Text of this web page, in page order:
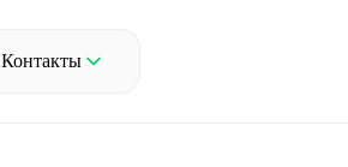
Контакты